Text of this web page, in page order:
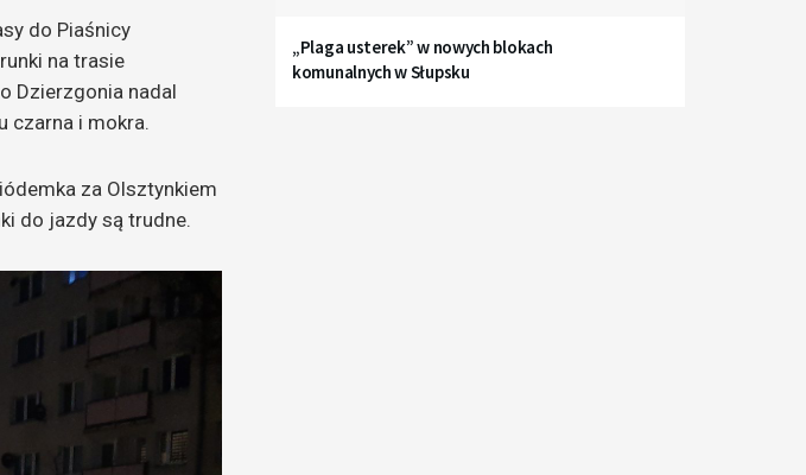
do Piaśnicy
na trasie
Dzierzgonia nadal
czarna i mokra.
za Olsztynkiem
do jazdy są trudne.
„Plaga usterek” w nowych blokach
komunalnych w Słupsku